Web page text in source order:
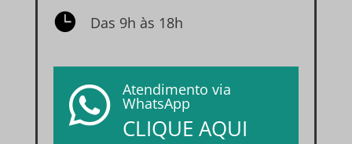
 Das 9h às 18h
 Atendimento via
WhatsApp
CLIQUE AQUI